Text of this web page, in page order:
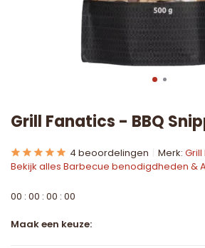
Grill Fanatics - BBQ
4 beoordelingen Merk: Grill
Bekijk alles Barbecue benodigdheden &
00 : 00 : 00 : 00
Maak een keuze: